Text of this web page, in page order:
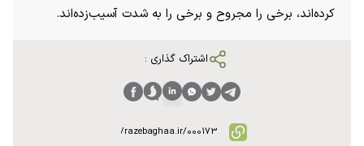
کرده‌اند، برخی را مجروح و برخی را به شدت آسیب‌زده‌اند.
اشتراک گذاری :